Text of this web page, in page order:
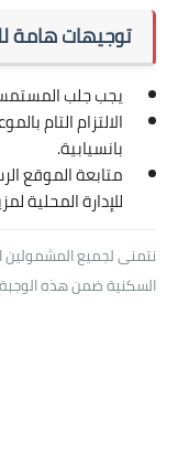
توجيهات هامة
يجب جلب
الالتزام التام
بانسيابية.
متابعة الموقع
للإدارة المحلية
نتمنى لجميع
السكنية ضمن هذه